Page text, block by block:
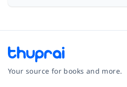
Your source for books and more.